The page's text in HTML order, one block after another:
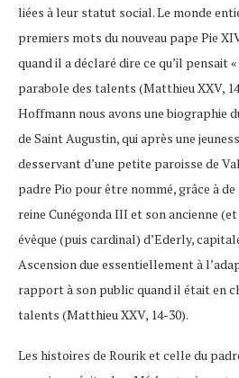
liées à leur statut social. Le monde
premiers mots du nouveau pape Pie
quand il a déclaré dire ce qu’il pensait
parabole des talents (Matthieu XXV,
Hoffmann nous avons une biographie
de Saint Augustin, qui après une
desservant d’une petite paroisse de
padre Pio pour être nommé, grâce à
reine Cunégonda III et son ancienne
évêque (puis cardinal) d’Ederly,
Ascension due essentiellement à
rapport à son public quand il était en
talents (Matthieu XXV, 14-30).
Les histoires de Rourik et celle du